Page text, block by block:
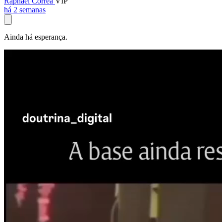
há 2 semanas
Ainda há esperança.